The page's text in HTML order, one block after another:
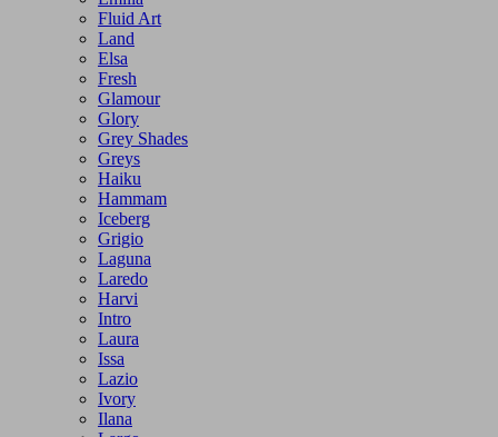
Fluid Art
Land
Elsa
Fresh
Glamour
Glory
Grey Shades
Greys
Haiku
Hammam
Iceberg
Grigio
Laguna
Laredo
Harvi
Intro
Laura
Issa
Lazio
Ivory
Ilana